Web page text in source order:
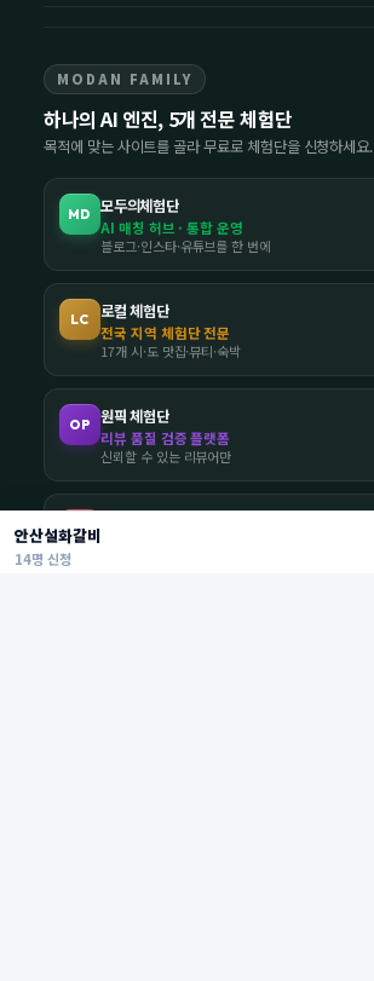
안산설화갈비
14명 신청
MODAN FAMILY
하나의 AI 엔진, 5개 전문 체험단
목적에 맞는 사이트를 골라 무료로 체험단을 신청하세요.
MD 모두의체험단
AI 매칭 허브 · 통합 운영
블로그·인스타·유튜브를 한 번에
LC 로컬 체험단
전국 지역 체험단 전문
17개 시·도 맛집·뷰티·숙박
OP 원픽 체험단
리뷰 품질 검증 플랫폼
신뢰할 수 있는 리뷰어만
UD